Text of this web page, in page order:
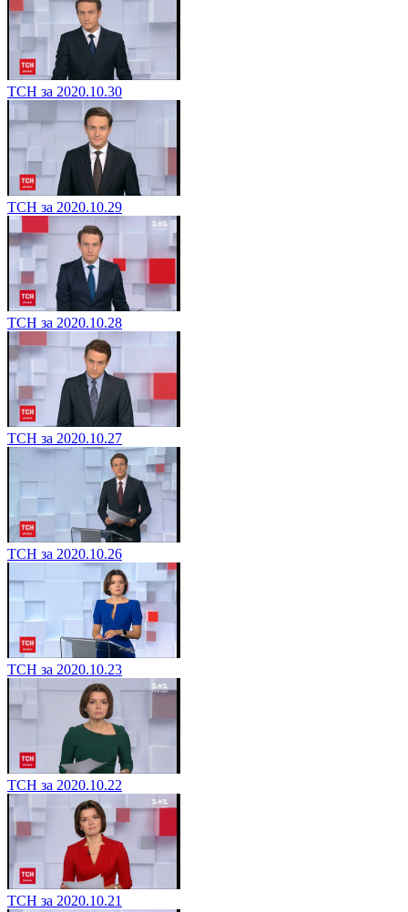
ТСН за 2020.10.30
ТСН за 2020.10.29
ТСН за 2020.10.28
ТСН за 2020.10.27
ТСН за 2020.10.26
ТСН за 2020.10.23
ТСН за 2020.10.22
ТСН за 2020.10.21